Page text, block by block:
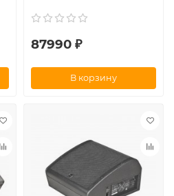
87990 ₽
В корзину